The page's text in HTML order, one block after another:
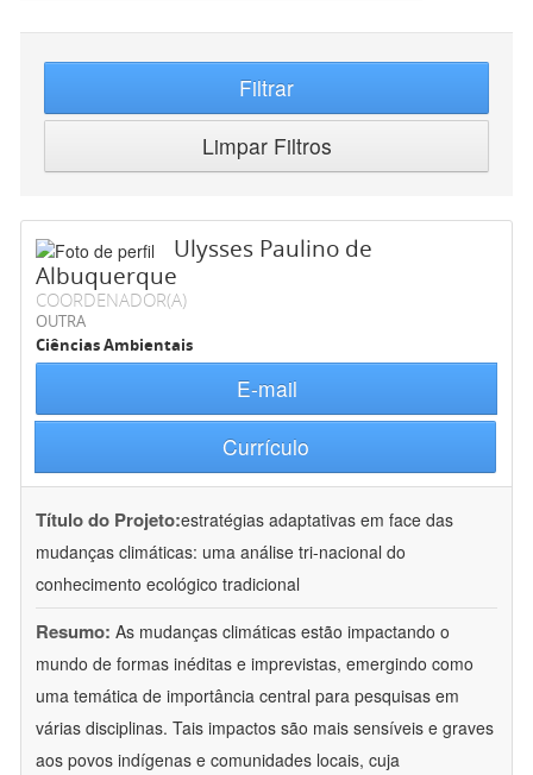
Filtrar
Limpar Filtros
Ulysses Paulino de
Albuquerque
COORDENADOR(A)
OUTRA
Ciências Ambientais
E-mail
Currículo
Título do Projeto:estratégias adaptativas em face das
mudanças climáticas: uma análise tri-nacional do
conhecimento ecológico tradicional
Resumo: As mudanças climáticas estão impactando o
mundo de formas inéditas e imprevistas, emergindo como
uma temática de importância central para pesquisas em
várias disciplinas. Tais impactos são mais sensíveis e graves
aos povos indígenas e comunidades locais, cuja